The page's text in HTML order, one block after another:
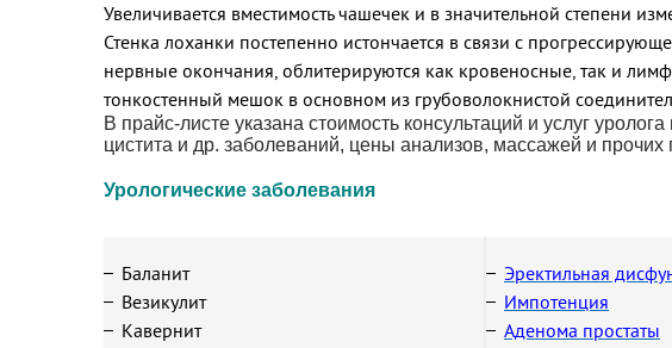
Увеличивается вместимость чашечек и в значительной степени
Стенка лоханки постепенно истончается в связи с
нервные окончания, облитерируются как кровеносные, так и
тонкостенный мешок в основном из грубоволокнистой
В прайс-листе указана стоимость консультаций и услуг
цистита и др. заболеваний, цены анализов, массажей и прочих
Урологические заболевания
Баланит
Везикулит
Кавернит
Эректильная
Импотенция
Аденома простаты